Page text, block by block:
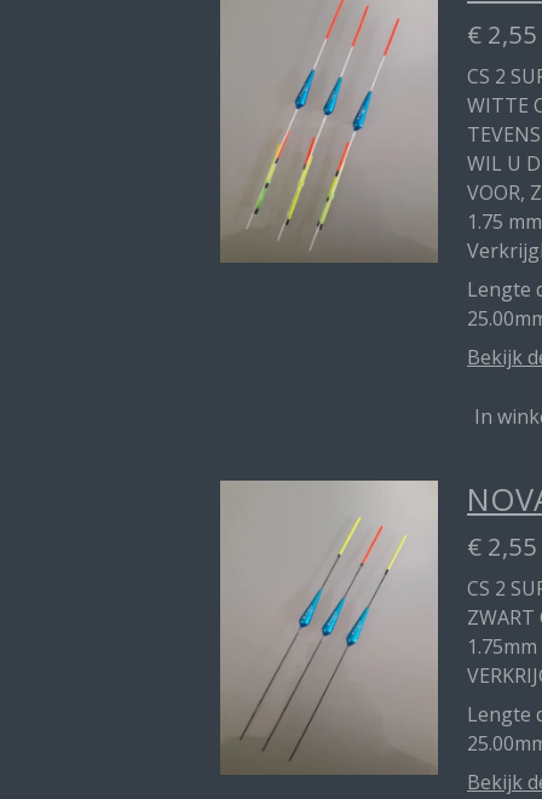
€ 2,55
CS 2
WITTE
WIL U
VOOR,
1.75
Lengte
Bekijk
In
€ 2,55
CS 2
ZWART
Lengte
Bekijk